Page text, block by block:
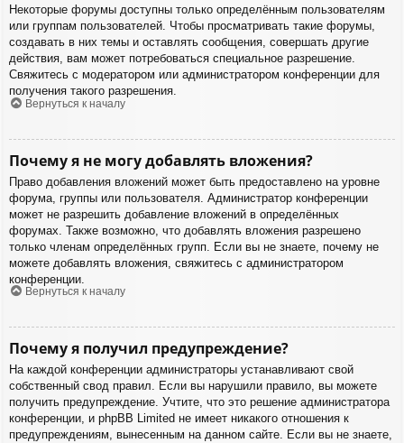
Некоторые форумы доступны только определённым пользователям
или группам пользователей. Чтобы просматривать такие форумы,
создавать в них темы и оставлять сообщения, совершать другие
действия, вам может потребоваться специальное разрешение.
Свяжитесь с модератором или администратором конференции для
получения такого разрешения.
Вернуться к началу
Почему я не могу добавлять вложения?
Право добавления вложений может быть предоставлено на уровне
форума, группы или пользователя. Администратор конференции
может не разрешить добавление вложений в определённых
форумах. Также возможно, что добавлять вложения разрешено
только членам определённых групп. Если вы не знаете, почему не
можете добавлять вложения, свяжитесь с администратором
конференции.
Вернуться к началу
Почему я получил предупреждение?
На каждой конференции администраторы устанавливают свой
собственный свод правил. Если вы нарушили правило, вы можете
получить предупреждение. Учтите, что это решение администратора
конференции, и phpBB Limited не имеет никакого отношения к
предупреждениям, вынесенным на данном сайте. Если вы не знаете,